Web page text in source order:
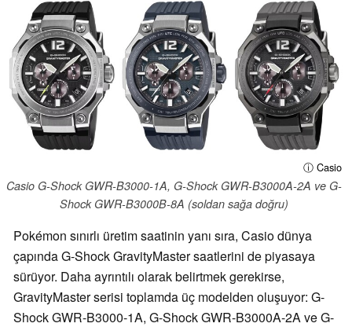
ⓘ Casio
Casio G-Shock GWR-B3000-1A, G-Shock GWR-B3000A-2A ve G-
Shock GWR-B3000B-8A (soldan sağa doğru)
Pokémon sınırlı üretim saatinin yanı sıra, Casio dünya
çapında G-Shock GravityMaster saatlerini de piyasaya
sürüyor. Daha ayrıntılı olarak belirtmek gerekirse,
GravityMaster serisi toplamda üç modelden oluşuyor: G-
Shock GWR-B3000-1A, G-Shock GWR-B3000A-2A ve G-